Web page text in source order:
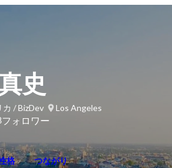
史
/ BizDev
Los Angeles
フォロワー
格 つながり